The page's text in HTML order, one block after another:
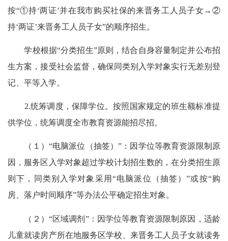
按“①持‘两证’并在我市购买社保的来晋务工人员子女→②
持‘两证’来晋务工人员子女”的顺序招生。
学校根据“分类招生”原则，结合自身容量制定并公布招
生方案，接受社会监督，确保同类别入学对象实行无差别登
记、平等入学。
2.统筹调度，保障学位。按照国家规定的班生额标准提
供学位，统筹调度全市教育资源能招尽招。
（１）“电脑派位（抽签）”：因学位等教育资源限制原
因，服务区入学对象超过学校计划招生数的，在分类招生原
则下，同类别入学对象采用“电脑派位（抽签）”或按“购
房、落户时间顺序”等办法公平确定招生对象。
（２）“区域调剂”：因学位等教育资源限制原因，适龄
儿童就读房产所在地服务区学校、来晋务工人员子女就读务